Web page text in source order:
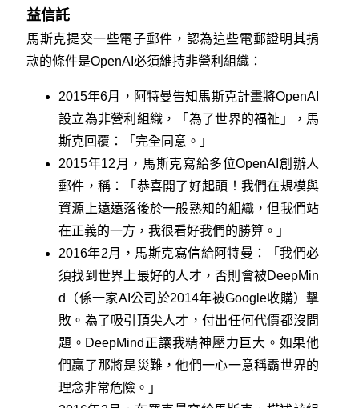
益信託
馬斯克提交一些電子郵件，認為這些電郵證明其捐
款的條件是OpenAI必須維持非營利組織：
2015年6月，阿特曼告知馬斯克計畫將OpenAI
設立為非營利組織，「為了世界的福祉」，馬
斯克回覆：「完全同意。」
2015年12月，馬斯克寫給多位OpenAI創辦人
郵件，稱：「恭喜開了好起頭！我們在規模與
資源上遠遠落後於一般熟知的組織，但我們站
在正義的一方，我很看好我們的勝算。」
2016年2月，馬斯克寫信給阿特曼：「我們必
須找到世界上最好的人才，否則會被DeepMin
d（係一家AI公司於2014年被Google收購）擊
敗。為了吸引頂尖人才，付出任何代價都沒問
題。DeepMind正讓我精神壓力巨大。如果他
們贏了那將是災難，他們一心一意稱霸世界的
理念非常危險。」